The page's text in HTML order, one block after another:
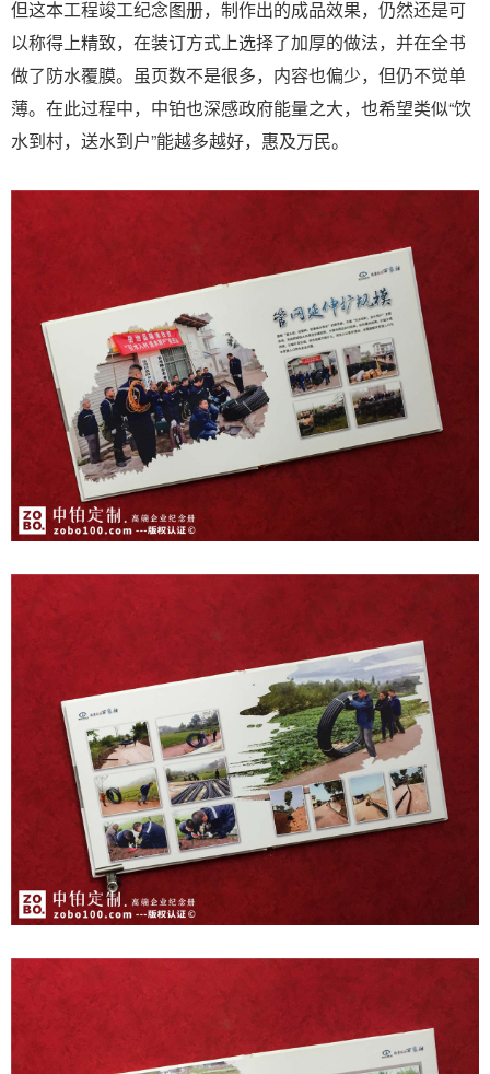
但这本工程竣工纪念图册，制作出的成品效果，仍然还是可
以称得上精致，在装订方式上选择了加厚的做法，并在全书
做了防水覆膜。虽页数不是很多，内容也偏少，但仍不觉单
薄。在此过程中，中铂也深感政府能量之大，也希望类似“饮
水到村，送水到户”能越多越好，惠及万民。